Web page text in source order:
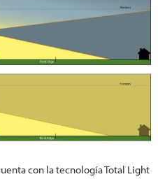
con la tecnología Total Light